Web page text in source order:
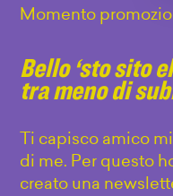
Momento
Bello ‘sto sito
tra meno di
Ti capisco amico
di me. Per questo
creato una